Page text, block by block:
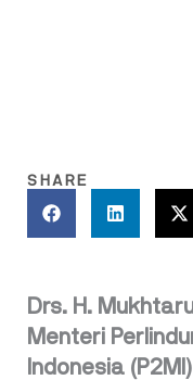
SHARE
Drs. H.
Menteri
Indonesia